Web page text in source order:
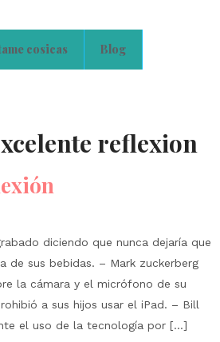
cosicas Blog
reflexion
diciendo que nunca dejaría que
de sus bebidas. – Mark zuckerberg
la cámara y el micrófono de su
a sus hijos usar el iPad. – Bill
el uso de la tecnología por […]